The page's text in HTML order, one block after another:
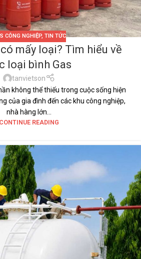
CÔNG NGHIỆP, TIN TỨC
mấy loại? Tìm hiểu về
loại bình Gas
tanvietson
không thể thiếu trong cuộc sống hiện
của gia đình đến các khu công nghiệp,
nhà hàng lớn...
CONTINUE READING